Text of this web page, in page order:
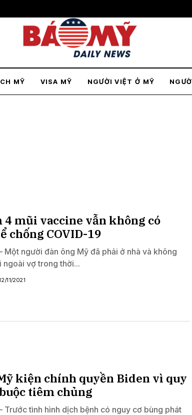
MỸ VISA MỸ NGƯỜI VIỆT Ở MỸ
4 mũi vaccine vẫn không có
chống COVID-19
Một người đàn ông Mỹ đã phải ở nhà và không
ngoài vợ trong thời...
11/2021
kiện chính quyền Biden vì quy
tiêm chủng
Trước tình hình dịch bệnh có nguy cơ bùng phát